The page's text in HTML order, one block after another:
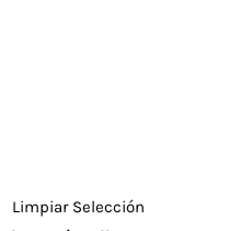
Limpiar Selección